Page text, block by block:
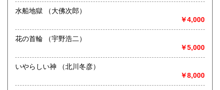
沖縄県
書籍の買取について
-
歴史、美術工芸、近代文献、趣味、古書一般（その他）
水船地獄 （大佛次郎）
￥4,000
花の首輪 （宇野浩二）
￥5,000
いやらしい神 （北川冬彦）
￥8,000